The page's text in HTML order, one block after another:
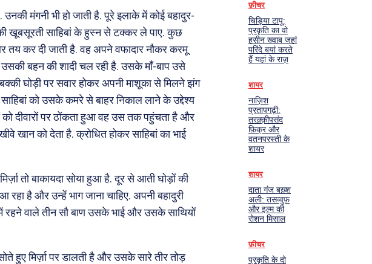
मंगनी भी हो जाती है. पूरे इलाके में कोई बहादुर-
खूबसूरती साहिबां के हुस्न से टक्कर ले पाए. कुछ
तय कर दी जाती है. वह अपने वफादार नौकर करमू
बहन की शादी चल रही है. उसके माँ-बाप उसे
घोड़ी पर सवार होकर अपनी माशूका से मिलने झंग
को उसके कमरे से बाहर निकाल लाने के उद्देश्य
को दीवारों पर ठोंकता हुआ वह उस तक पहुंचता है और
खान को देता है. क्रोधित होकर साहिबां का भाई
तो बाकायदा सोया हुआ है. दूर से आती घोड़ों की
रहा है और उन्हें भाग जाना चाहिए. अपनी बहादुरी
रहने वाले तीन सौ बाण उसके भाई और उसके साथियों
हुए मिर्ज़ा पर डालती है और उसके सारे तीर तोड़
फ़ीचर
चिड़िया टापू:
प्रकृति का वो
हसीन ख्वाब जहां
परिंदे बयां करते
हैं यहां के राज़
शायर
नाज़िश
प्रतापगढ़ी:
तरक़्क़ीपसंद
फ़िक्र और
वतनपरस्ती के
शायर
शायर
दाता गंज बख़्श
अली: तसव्वुफ़
और इल्म की
रोशन मिसाल
फ़ीचर
प्रकृति के दो